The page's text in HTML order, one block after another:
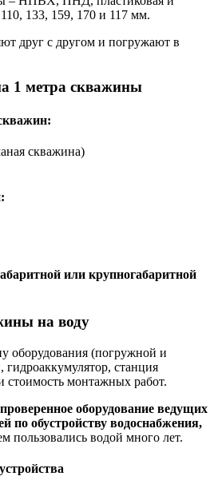
133, 159, 170 и 117 мм.
друг с другом и погружают в
1 метра скважины
скважина)
или крупногабаритной
на воду
оборудования (погружной и
гидроаккумулятор, станция
стоимость монтажных работ.
оборудование ведущих
по обустройству водоснабжения,
пользовались водой много лет.